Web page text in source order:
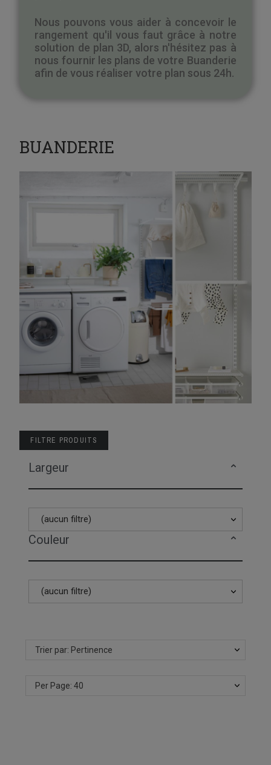
Nous pouvons vous aider à concevoir le
rangement qu'il vous faut grâce à notre
solution de plan 3D, alors n'hésitez pas à
nous fournir les plans de votre Buanderie
afin de vous réaliser votre plan sous 24h.
BUANDERIE
FILTRE PRODUITS
Largeur
(aucun filtre)
Couleur
(aucun filtre)
Trier par: Pertinence
Per Page: 40